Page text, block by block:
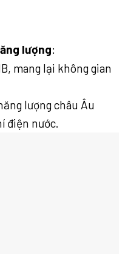
lượng:
mang lại không gian
lượng châu Âu
điện nước.